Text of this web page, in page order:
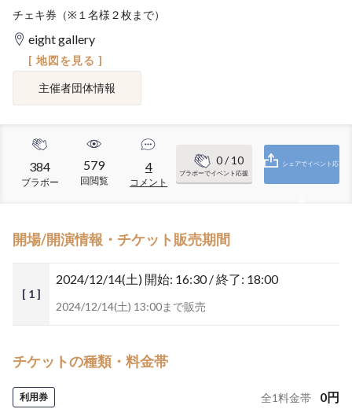
チェキ券（※１名様２枚まで）
eight gallery
[ 地図を見る ]
主催者団体情報
384
ブラボー
579
回閲覧
4
コメント
0/ 10
ブラボーでイベント応援
シェアでイベント応
開場/開演情報・チケット販売期間
[ 1 ]
2024/12/14(土) 開始: 16:30 / 終了: 18:00
2024/12/14(土) 13:00まで販売
チケットの種類・料金帯
利用券 全1料金帯 0円